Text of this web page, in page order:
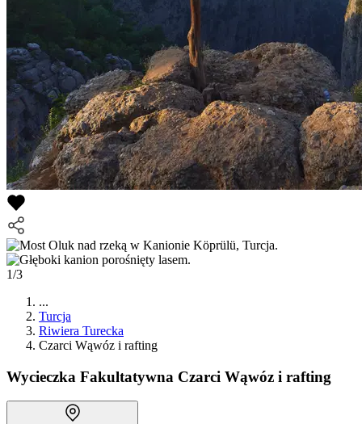
1/3
...
Turcja
Riwiera Turecka
Czarci Wąwóz i rafting
Wycieczka Fakultatywna Czarci Wąwóz i rafting